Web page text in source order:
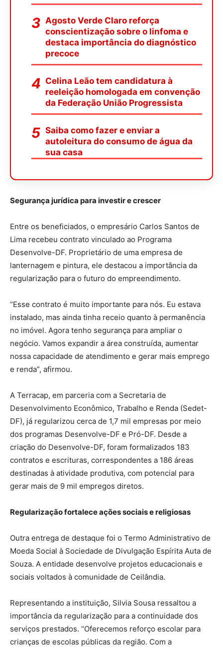
Agosto Verde Claro reforça
conscientização sobre o linfoma e
destaca importância do diagnóstico
precoce
Celina Leão tem candidatura à
reeleição homologada em convenção
da Federação União Progressista
Saiba como fazer e enviar a
autoleitura do consumo de água da
sua casa
Segurança jurídica para investir e crescer
Entre os beneficiados, o empresário Carlos Santos de
Lima recebeu contrato vinculado ao Programa
Desenvolve-DF. Proprietário de uma empresa de
lanternagem e pintura, ele destacou a importância da
regularização para o futuro do empreendimento.
“Esse contrato é muito importante para nós. Eu estava
instalado, mas ainda tinha receio quanto à permanência
no imóvel. Agora tenho segurança para ampliar o
negócio. Vamos expandir a área construída, aumentar
nossa capacidade de atendimento e gerar mais emprego
e renda”, afirmou.
A Terracap, em parceria com a Secretaria de
Desenvolvimento Econômico, Trabalho e Renda (Sedet-
DF), já regularizou cerca de 1,7 mil empresas por meio
dos programas Desenvolve-DF e Pró-DF. Desde a
criação do Desenvolve-DF, foram formalizados 183
contratos e escrituras, correspondentes a 186 áreas
destinadas à atividade produtiva, com potencial para
gerar mais de 9 mil empregos diretos.
Regularização fortalece ações sociais e religiosas
Outra entrega de destaque foi o Termo Administrativo de
Moeda Social à Sociedade de Divulgação Espírita Auta de
Souza. A entidade desenvolve projetos educacionais e
sociais voltados à comunidade de Ceilândia.
Representando a instituição, Silvia Sousa ressaltou a
importância da regularização para a continuidade dos
serviços prestados. “Oferecemos reforço escolar para
crianças de escolas públicas da região. Com a